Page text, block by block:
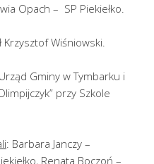
Opach – SP Piekiełko.
Wiśniowski.
Gminy w Tymbarku i
przy Szkole
: Barbara Janczy –
Renata Boczoń –